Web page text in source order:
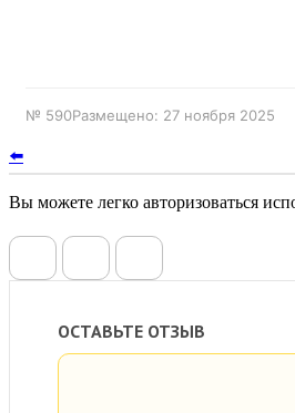
№ 590Размещено: 27 ноября 2025
⬅️
Вы можете легко авторизоваться
ОСТАВЬТЕ ОТЗЫВ